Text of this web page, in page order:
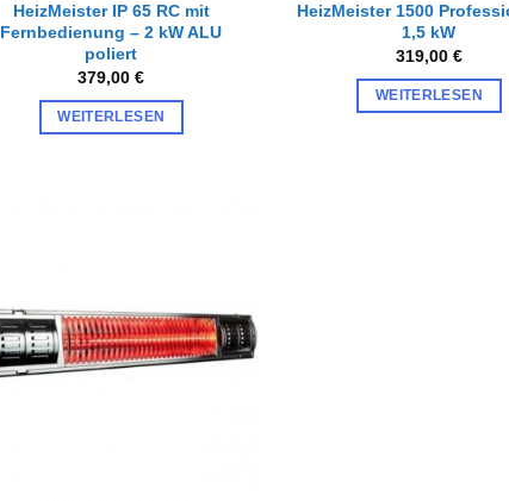
HeizMeister IP 65 RC mit
Fernbedienung – 2 kW ALU
poliert
379,00€
WEITERLESEN
HeizMeister 1500
1,5 kW
319,00 €
WEITERLESEN